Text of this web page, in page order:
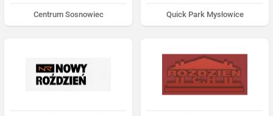
Centrum Sosnowiec Quick Park Mysłowice